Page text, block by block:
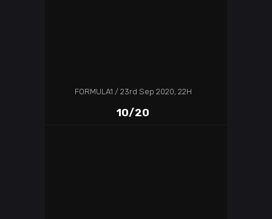
FORMULA1 23rd Sep 2020, 22H
10/20